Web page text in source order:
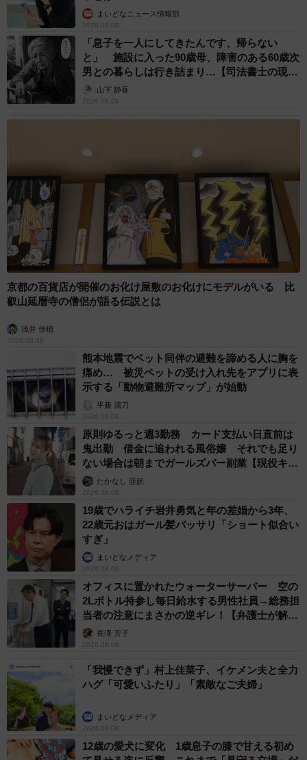
まいどなニュース情報部
2026.08.08
「息子を一人にしてきたんです、帰らない
と」 施設に入った90歳母、障害のある60歳次
男との暮らしは行き詰まり…【司法書士の現場
から】山下 静香
2026.08.08
京都の百貨店が開催のお化け屋敷のお化けにモデルがいる 比
叡山延暦寺の僧侶が語る伝説とは
浅井 佳穂
2026.08.08
熊本地震でペット同伴の避難を諦める人に胸を
痛め… 被災ペットの受け入れ先をアプリに表
示する「動物避難所マップ」が始動
平藤 清刀
2026.08.08
原則ゆるっと週3勤務 カード支払い日直前は
鬼出勤 借金に追われる風俗嬢 それでも足り
ない場合は朝までガールズバー副業【現役キャ
ストに取材】
たかなし 亜妖
2026.08.08
19歳でハライチ岩井勇気と年の差婚から3年、
22歳元おはガール髪バッサリ「ショート似合い
すぎ」
まいどなメディア
2026.08.08
オフィスに置かれたウォーターサーバー 空の
2Lボトル持参し毎日給水する男性社員→総務担
当者の注意にまさかの逆ギレ！【弁護士が解
説】長澤 芳子
2026.08.08
「我慢できず」村上佳菜子、イケメン夫と全力
ハグ「可愛いふたり」「素敵なご夫婦」
まいどなメディア
2026.08.08
12歳の愛犬に変化 1歳息子の膝で甘える初め